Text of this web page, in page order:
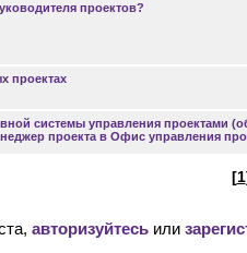
проектов?
проектах
системы управления проектами
проекта в Офис управления
[1
авторизуйтесьили